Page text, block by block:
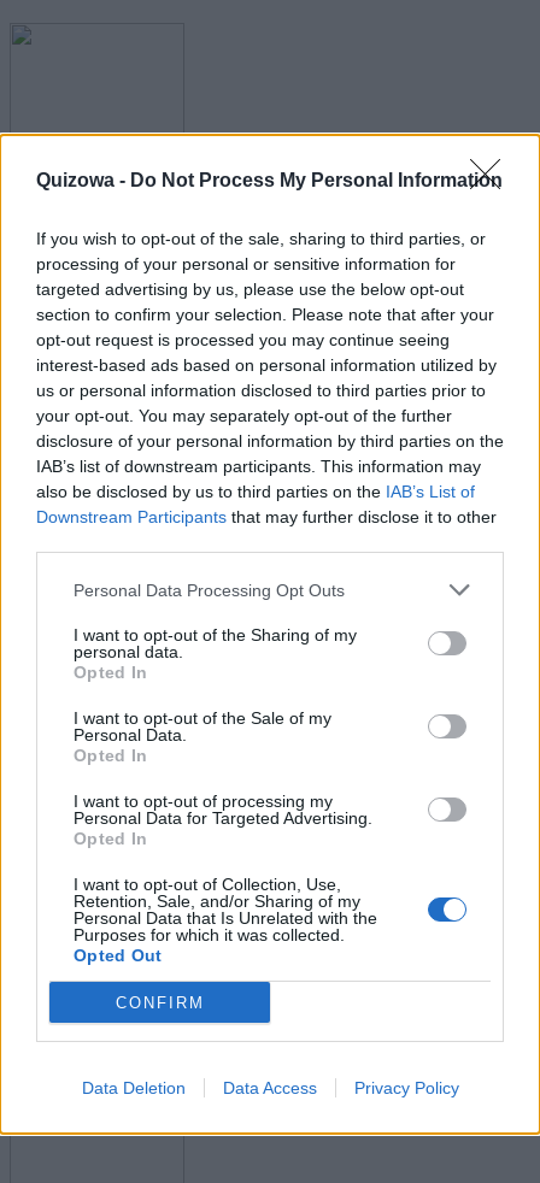
Quizowa - Do Not Process My Personal Information
If you wish to opt-out of the sale, sharing to third parties, or
processing of your personal or sensitive information for
targeted advertising by us, please use the below opt-out
section to confirm your selection. Please note that after your
opt-out request is processed you may continue seeing
interest-based ads based on personal information utilized by
us or personal information disclosed to third parties prior to
your opt-out. You may separately opt-out of the further
disclosure of your personal information by third parties on the
IAB’s list of downstream participants. This information may
also be disclosed by us to third parties on the IAB’s List of
Downstream Participants that may further disclose it to other
Personal Data Processing Opt Outs
I want to opt-out of the Sharing of my
personal data.
Opted In
I want to opt-out of the Sale of my
Personal Data.
Opted In
I want to opt-out of processing my
Personal Data for Targeted Advertising.
Opted In
I want to opt-out of Collection, Use,
Retention, Sale, and/or Sharing of my
Personal Data that Is Unrelated with the
Purposes for which it was collected.
Opted Out
CONFIRM
Data Deletion Data Access Privacy Policy
mitologiczn...
Religia
Jak dobrze znasz wyrażenia mające swoje
korze...
Wiedza ogólna
Czy uzupełnisz brakujące imiona w
polskich pr...
Wiedza ogólna
Biblia czy mitologia - odgadniesz
pochodzenie...